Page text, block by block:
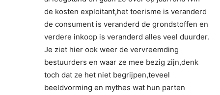
de kosten exploitant,het toerisme is veranderd
de consument is veranderd de grondstoffen en
verdere inkoop is veranderd alles veel duurder.
Je ziet hier ook weer de vervreemding
bestuurders en waar ze mee bezig zijn,denk
toch dat ze het niet begrijpen,teveel
beeldvorming en mythes wat hun parten